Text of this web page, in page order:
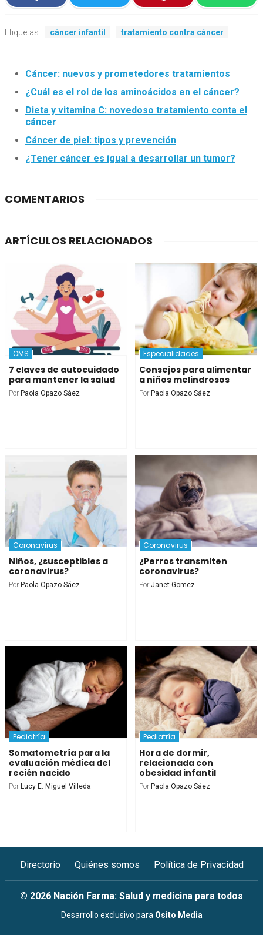
Etiquetas: cáncer infantil tratamiento contra cáncer
Cáncer: nuevos y prometedores tratamientos
¿Cuál es el rol de los aminoácidos en el cáncer?
Dieta y vitamina C: novedoso tratamiento conta el
cáncer
Cáncer de piel: tipos y prevención
¿Tener cáncer es igual a desarrollar un tumor?
COMENTARIOS
ARTÍCULOS RELACIONADOS
OMS
7 claves de autocuidado
para mantener la salud
Por Paola Opazo Sáez
Especialidades
Consejos para alimentar
a niños melindrosos
Por Paola Opazo Sáez
Coronavirus
Niños, ¿susceptibles a
coronavirus?
Por Paola Opazo Sáez
Coronavirus
¿Perros transmiten
coronavirus?
Por Janet Gomez
Pediatría
Somatometría para la
evaluación médica del
recién nacido
Por Lucy E. Miguel Villeda
Pediatría
Hora de dormir,
relacionada con
obesidad infantil
Por Paola Opazo Sáez
Directorio Quiénes somos Política de Privacidad
© 2026 Nación Farma: Salud y medicina para todos
Desarrollo exclusivo para Osito Media